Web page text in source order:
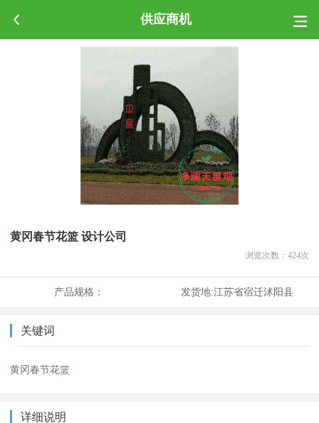
供应商机
黄冈春节花篮 设计公司
浏览次数： 424次
产品规格： 发货地:江苏省宿迁沭阳县
关键词
黄冈春节花篮
详细说明